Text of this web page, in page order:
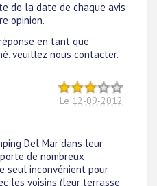
de la date de chaque avis
opinion.
en tant que
veuillez nous contacter.
Le 12-09-2012
Del Mar dans leur
de nombreux
seul inconvénient pour
les voisins (leur terrasse